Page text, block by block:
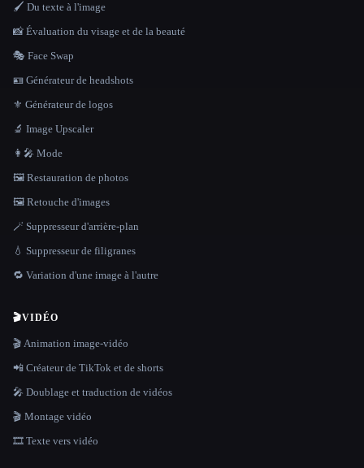
🖌️ Du texte à l'image
📸 Évaluation du visage et de la beauté
🎭 Face Swap
🪪 Générateur de headshots
⚜️ Générateur de logos
🔬 Image Upscaler
👩‍🎤 Mode
🖼️ Restauration de photos
🖼️ Retouche d'images
🪄 Suppresseur d'arrière-plan
💧 Suppresseur de filigranes
🔁 Variation d'une image à l'autre
🎬VIDÉO
🎬 Animation image-vidéo
📲 Créateur de TikTok et de shorts
🎤 Doublage et traduction de vidéos
🎬 Montage vidéo
🎞️ Texte vers vidéo